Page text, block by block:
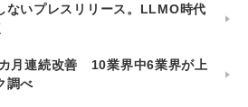
ないプレスリリース。LLMO時代
月連続改善 10業界中6業界が上
調べ